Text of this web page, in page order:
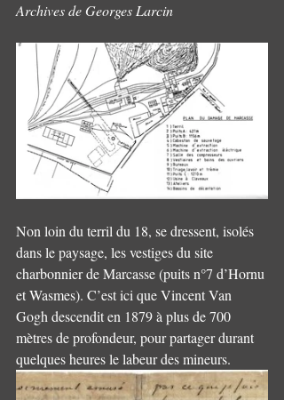
Archives de Georges Larcin
Non loin du terril du 18, se dressent, isolés
dans le paysage, les vestiges du site
charbonnier de Marcasse (puits n°7 d’Hornu
et Wasmes). C’est ici que Vincent Van
Gogh descendit en 1879 à plus de 700
mètres de profondeur, pour partager durant
quelques heures le labeur des mineurs.